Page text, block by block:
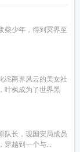
柴少年，得到冥界至
诧商界风云的美女社
叶枫成为了世界黑
队长，现国安局成员
穿越到一个与...